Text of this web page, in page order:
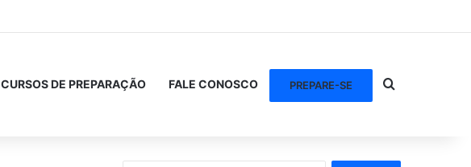
CURSOS DE PREPARAÇÃO FALE CONOSCO PREPARE-SE Procurar por